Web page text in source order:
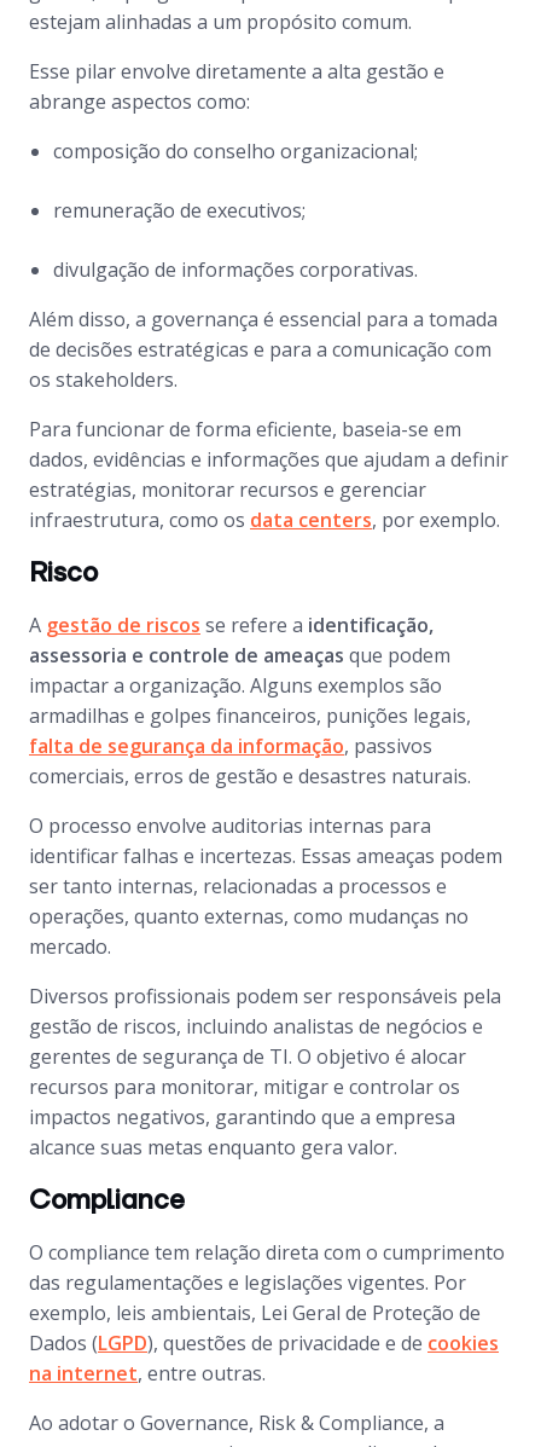
estejam alinhadas a um propósito comum.
Esse pilar envolve diretamente a alta gestão e
abrange aspectos como:
composição do conselho organizacional;
remuneração de executivos;
divulgação de informações corporativas.
Além disso, a governança é essencial para a tomada
de decisões estratégicas e para a comunicação com
os stakeholders.
Para funcionar de forma eficiente, baseia-se em
dados, evidências e informações que ajudam a definir
estratégias, monitorar recursos e gerenciar
infraestrutura, como os data centers, por exemplo.
Risco
A gestão de riscos se refere a identificação,
assessoria e controle de ameaças que podem
impactar a organização. Alguns exemplos são
armadilhas e golpes financeiros, punições legais,
falta de segurança da informação, passivos
comerciais, erros de gestão e desastres naturais.
O processo envolve auditorias internas para
identificar falhas e incertezas. Essas ameaças podem
ser tanto internas, relacionadas a processos e
operações, quanto externas, como mudanças no
mercado.
Diversos profissionais podem ser responsáveis pela
gestão de riscos, incluindo analistas de negócios e
gerentes de segurança de TI. O objetivo é alocar
recursos para monitorar, mitigar e controlar os
impactos negativos, garantindo que a empresa
alcance suas metas enquanto gera valor.
Compliance
O compliance tem relação direta com o cumprimento
das regulamentações e legislações vigentes. Por
exemplo, leis ambientais, Lei Geral de Proteção de
Dados (LGPD), questões de privacidade e de cookies
na internet, entre outras.
Ao adotar o Governance, Risk & Compliance, a